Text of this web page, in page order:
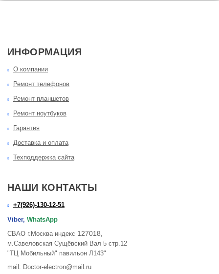
ИНФОРМАЦИЯ
О компании
Ремонт телефонов
Ремонт планшетов
Ремонт ноутбуков
Гарантия
Доставка и оплата
Техподдержка сайта
НАШИ КОНТАКТЫ
+7(926)-130-12-51
Viber, WhatsApp
СВАО г.Москва индекс 127018,
м.Савеловская Сущёвский Вал 5 стр.12
"ТЦ Мобильный" павильон Л143"
mail: Doctor-electron@mail.ru